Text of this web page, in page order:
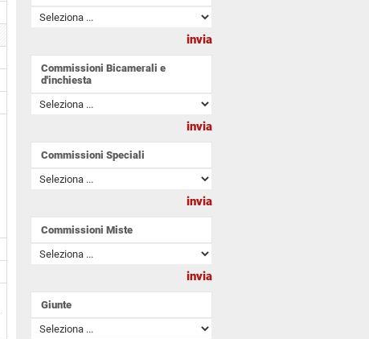
Commissioni Bicamerali e
d'inchiesta
Commissioni Speciali
Commissioni Miste
Giunte